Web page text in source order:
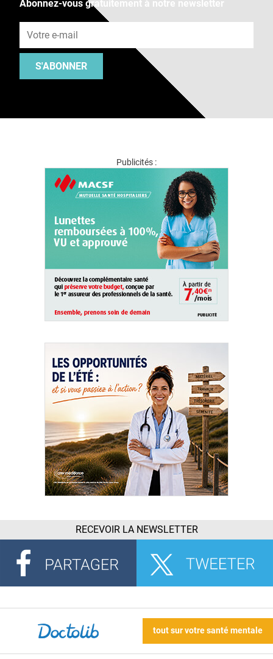
Abonnez-vous gratuitement à notre newsletter
S'ABONNER
Publicités :
RECEVOIR LA NEWSLETTER
tout sur votre santé mentale